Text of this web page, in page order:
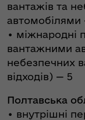
вантажів та
автомобілями
• міжнародні
вантажними
небезпечних
відходів) — 5
Полтавська
• внутрішні